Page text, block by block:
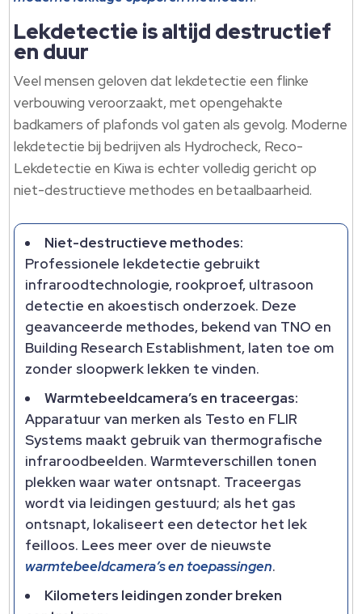
Lekdetectie is altijd destructief
en duur
Veel mensen geloven dat lekdetectie een flinke
verbouwing veroorzaakt, met opengehakte
badkamers of plafonds vol gaten als gevolg. Moderne
lekdetectie bij bedrijven als Hydrocheck, Reco-
Lekdetectie en Kiwa is echter volledig gericht op
niet-destructieve methodes en betaalbaarheid.
Niet-destructieve methodes:
Professionele lekdetectie gebruikt
infraroodtechnologie, rookproef, ultrasoon
detectie en akoestisch onderzoek. Deze
geavanceerde methodes, bekend van TNO en
Building Research Establishment, laten toe om
zonder sloopwerk lekken te vinden.
Warmtebeeldcamera’s en traceergas:
Apparatuur van merken als Testo en FLIR
Systems maakt gebruik van thermografische
infraroodbeelden. Warmteverschillen tonen
plekken waar water ontsnapt. Traceergas
wordt via leidingen gestuurd; als het gas
ontsnapt, lokaliseert een detector het lek
feilloos. Lees meer over de nieuwste
warmtebeeldcamera’s en toepassingen.
Kilometers leidingen zonder breken